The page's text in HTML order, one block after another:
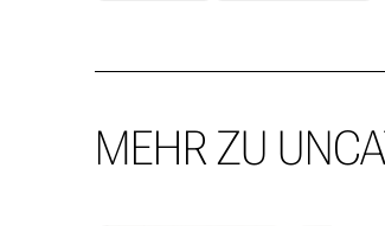
MEHR ZU